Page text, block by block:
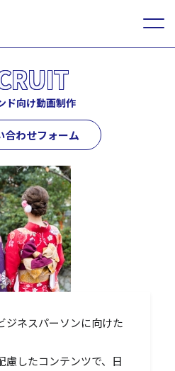
ド向け動画制作
合わせフォーム
ジネスパーソンに向けた
慮したコンテンツで、日